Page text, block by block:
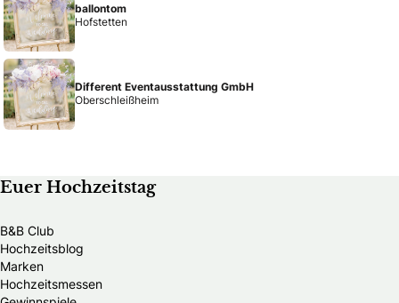
ballontom
Hofstetten
Different Eventausstattung GmbH
Oberschleißheim
Euer Hochzeitstag
B&B Club
Hochzeitsblog
Marken
Hochzeitsmessen